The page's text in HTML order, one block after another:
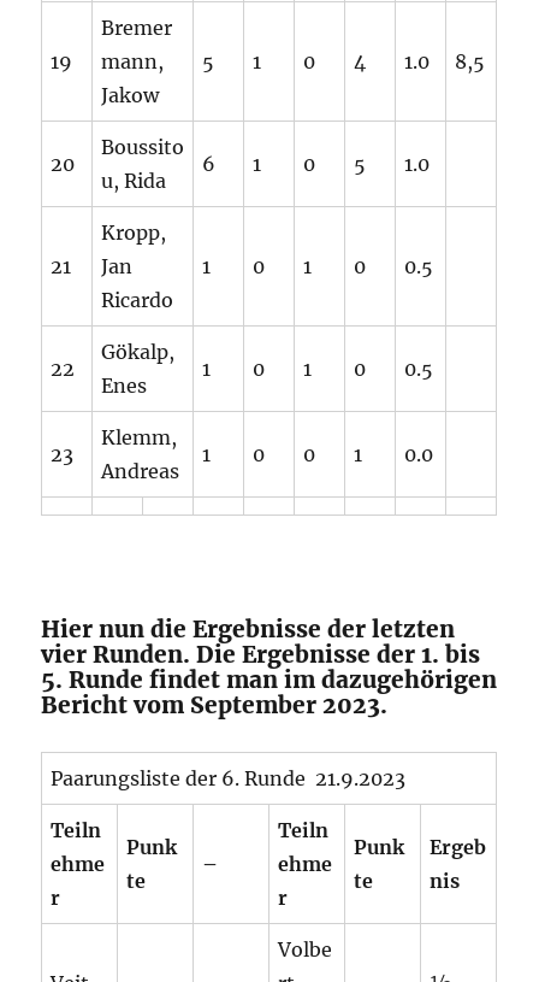
19
Bremer
mann,
Jakow
5 1 0 4 1.0 8,5
20
Boussito
u, Rida
6 1 0 5 1.0
21
Kropp,
Jan
Ricardo
1 0 1 0 0.5
22
Gökalp,
Enes
1 0 1 0 0.5
23
Klemm,
Andreas
1 0 0 1 0.0
Hier nun die Ergebnisse der letzten
vier Runden. Die Ergebnisse der 1. bis
5. Runde findet man im dazugehörigen
Bericht vom September 2023.
Paarungsliste der 6. Runde 21.9.2023
Teiln
ehme
r
Punk
te
–
Teiln
ehme
r
Punk
te
Ergeb
nis
Volbe